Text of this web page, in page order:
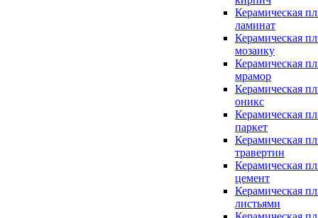
Керамическая
ламинат
Керамическая
мозаику
Керамическая
мрамор
Керамическая
оникс
Керамическая
паркет
Керамическая
травертин
Керамическая
цемент
Керамическая
листьями